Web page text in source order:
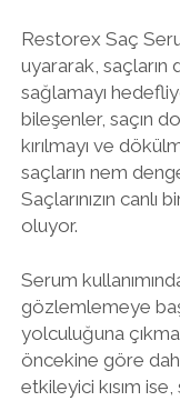
Restorex Saç
uyararak, saçların
sağlamayı
bileşenler, saçın
kırılmayı ve
saçların nem
Saçlarınızın canlı
oluyor.
Serum
gözlemlemeye
yolculuğuna
öncekine göre
etkileyici kısım